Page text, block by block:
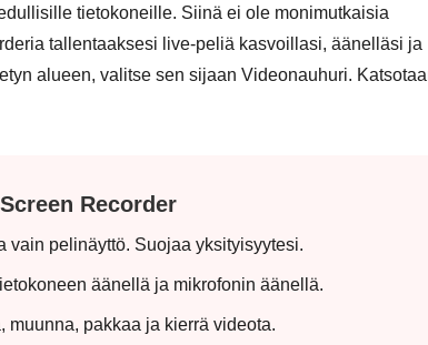
tietokoneille. Siinä ei ole monimutkaisia
tallentaaksesi live-peliä kasvoillasi, äänelläsi ja
alueen, valitse sen sijaan Videonauhuri.
Recorder
vain pelinäyttö. Suojaa yksityisyytesi.
äänellä ja mikrofonin äänellä.
muunna, pakkaa ja kierrä videota.